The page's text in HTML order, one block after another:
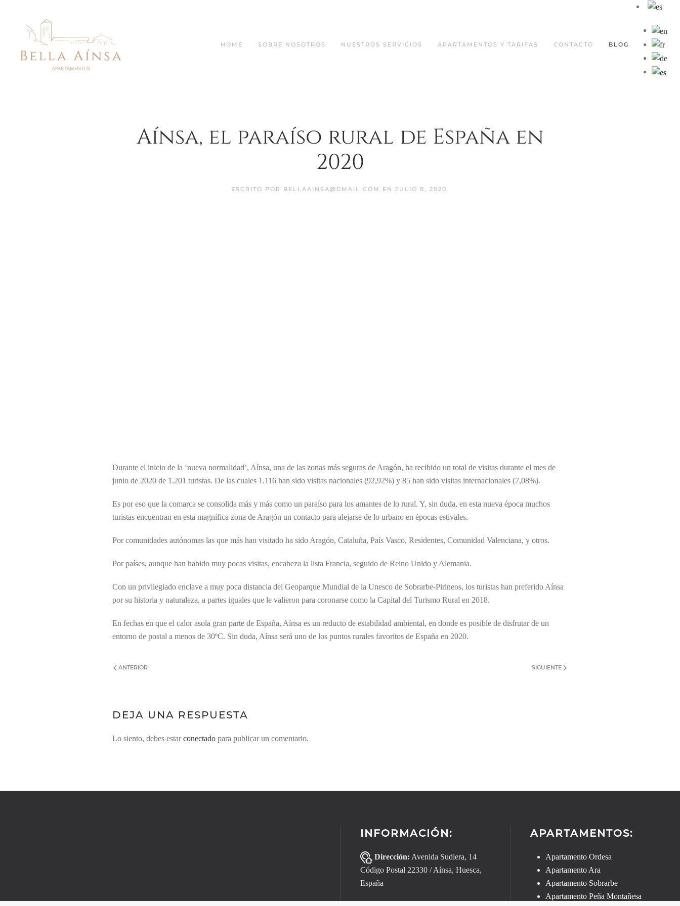
HOME SOBRE NOSOTROS NUESTROS SERVICIOS APARTAMENTOS Y TARIFAS CONTACTO BLOG
Aínsa, el paraíso rural de España en
2020
ESCRITO POR BELLAAINSA@GMAIL.COM EN JULIO 8, 2020
Durante el inicio de la ‘nueva normalidad’, Aínsa, una de las zonas más seguras de Aragón, ha recibido un total de visitas durante el mes de
junio de 2020 de 1.201 turistas. De las cuales 1.116 han sido visitas nacionales (92,92%) y 85 han sido visitas internacionales (7,08%).
Es por eso que la comarca se consolida más y más como un paraíso para los amantes de lo rural. Y, sin duda, en esta nueva época muchos
turistas encuentran en esta magnífica zona de Aragón un contacto para alejarse de lo urbano en épocas estivales.
Por comunidades autónomas las que más han visitado ha sido Aragón, Cataluña, País Vasco, Residentes, Comunidad Valenciana, y otros.
Por países, aunque han habido muy pocas visitas, encabeza la lista Francia, seguido de Reino Unido y Alemania.
Con un privilegiado enclave a muy poca distancia del Geoparque Mundial de la Unesco de Sobrarbe-Pirineos, los turistas han preferido Aínsa
por su historia y naturaleza, a partes iguales que le valieron para coronarse como la Capital del Turismo Rural en 2018.
En fechas en que el calor asola gran parte de España, Aínsa es un reducto de estabilidad ambiental, en donde es posible de disfrutar de un
entorno de postal a menos de 30ºC. Sin duda, Aínsa será uno de los puntos rurales favoritos de España en 2020.
ANTERIOR SIGUIENTE
DEJA UNA RESPUESTA
Lo siento, debes estarconectado para publicar un comentario.
INFORMACIÓN:
Dirección: Avenida Sudiera, 14
Código Postal 22330 / Aínsa, Huesca,
España
APARTAMENTOS:
Apartamento Ordesa
Apartamento Ara
Apartamento Sobrarbe
Apartamento Peña Montañesa